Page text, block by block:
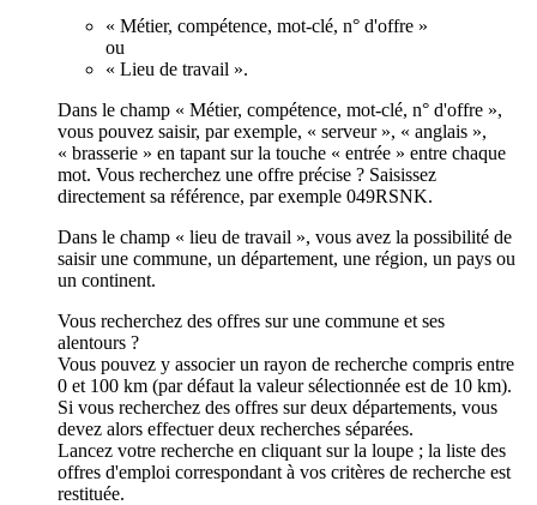
« Métier, compétence, mot-clé, n° d'offre »
ou
« Lieu de travail ».
Dans le champ « Métier, compétence, mot-clé, n° d'offre »,
vous pouvez saisir, par exemple, « serveur », « anglais »,
« brasserie » en tapant sur la touche « entrée » entre chaque
mot. Vous recherchez une offre précise ? Saisissez
directement sa référence, par exemple 049RSNK.
Dans le champ « lieu de travail », vous avez la possibilité de
saisir une commune, un département, une région, un pays ou
un continent.
Vous recherchez des offres sur une commune et ses
alentours ?
Vous pouvez y associer un rayon de recherche compris entre
0 et 100 km (par défaut la valeur sélectionnée est de 10 km).
Si vous recherchez des offres sur deux départements, vous
devez alors effectuer deux recherches séparées.
Lancez votre recherche en cliquant sur la loupe ; la liste des
offres d'emploi correspondant à vos critères de recherche est
restituée.